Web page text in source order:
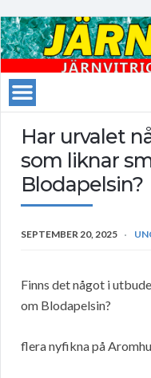
Har urvalet
som liknar
Blodapelsin?
SEPTEMBER 20, 2025
Finns det något i
om Blodapelsin?
flera nyfikna på